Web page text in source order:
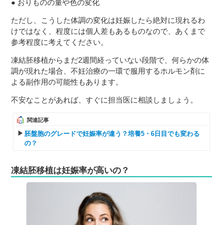
おりものの量や色の変化
ただし、こうした体調の変化は妊娠したら絶対に現れるわ
けではなく、程度には個人差もあるものなので、あくまで
参考程度に考えてください。
凍結胚移植からまだ2週間経っていない段階で、何らかの体
調が現れた場合、不妊治療の一環で服用するホルモン剤に
よる副作用の可能性もあります。
不安なことがあれば、すぐに担当医に相談しましょう。
関連記事
胚盤胞のグレードで妊娠率が違う？培養5・6日目でも変わる
の？
凍結胚移植は妊娠率が高いの？